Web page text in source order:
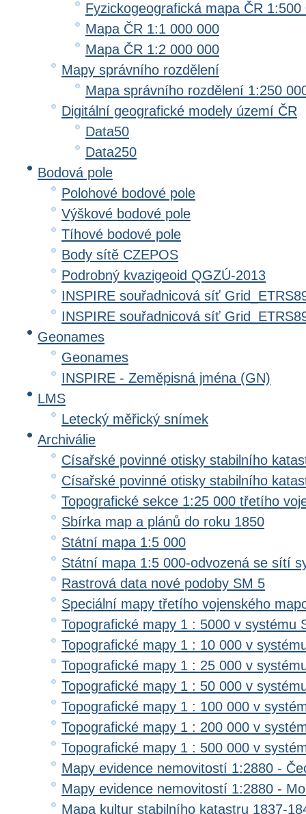
Fyzickogeografická mapa ČR 1:500
Mapa ČR 1:1 000 000
Mapa ČR 1:2 000 000
Mapy správního rozdělení
Mapa správního rozdělení 1:250
Digitální geografické modely území ČR
Data50
Data250
Bodová pole
Polohové bodové pole
Výškové bodové pole
Tíhové bodové pole
Body sítě CZEPOS
Podrobný kvazigeoid QGZÚ-2013
INSPIRE souřadnicová síť
INSPIRE souřadnicová síť
Geonames
Geonames
INSPIRE - Zeměpisná jména (GN)
LMS
Letecký měřický snímek
Archiválie
Císařské povinné otisky stabilního
Císařské povinné otisky stabilního
Topografické sekce 1:25 000 třetího
Sbírka map a plánů do roku 1850
Státní mapa 1:5 000
Státní mapa 1:5 000-odvozená se sítí
Rastrová data nové podoby SM 5
Speciální mapy třetího vojenského
Topografické mapy 1 : 5000 v systému
Topografické mapy 1 : 10 000 v
Topografické mapy 1 : 25 000 v
Topografické mapy 1 : 50 000 v
Topografické mapy 1 : 100 000 v
Topografické mapy 1 : 200 000 v
Topografické mapy 1 : 500 000 v
Mapy evidence nemovitostí 1:2880 -
Mapy evidence nemovitostí 1:2880 -
Mapa kultur stabilního katastru 1837-